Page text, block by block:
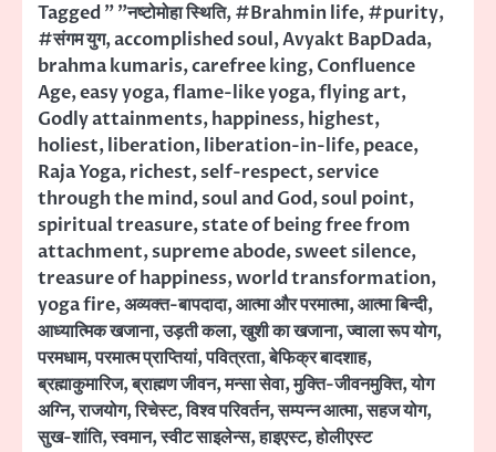
Tagged" "नष्टोमोहा स्थिति,#Brahmin life,#purity,
#संगम युग,accomplished soul,Avyakt BapDada,
brahma kumaris,carefree king,Confluence
Age,easy yoga,flame-like yoga,flying art,
Godly attainments,happiness,highest,
holiest,liberation,liberation-in-life,peace,
Raja Yoga,richest,self-respect,service
through the mind,soul and God,soul point,
spiritual treasure,state of being free from
attachment,supreme abode,sweet silence,
treasure of happiness,world transformation,
yoga fire,अव्यक्त-बापदादा,आत्मा और परमात्मा,आत्मा बिन्दी,
आध्यात्मिक खजाना,उड़ती कला,खुशी का खजाना,ज्वाला रूप योग,
परमधाम,परमात्म प्राप्तियां,पवित्रता,बेफिक्र बादशाह,
ब्रह्माकुमारिज,ब्राह्मण जीवन,मन्सा सेवा,मुक्ति-जीवनमुक्ति,योग
अग्नि,राजयोग,रिचेस्ट,विश्व परिवर्तन,सम्पन्न आत्मा,सहज योग,
सुख-शांति,स्वमान,स्वीट साइलेन्स,हाइएस्ट,होलीएस्ट